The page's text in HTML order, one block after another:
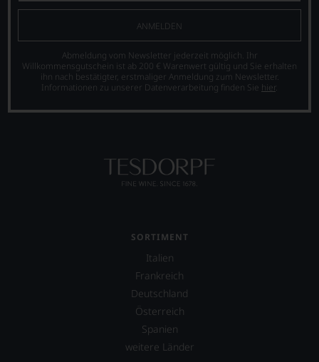
SÄUREGEHALT
SCHWEFELDIOXID. *aus
ökologischer
Landwirtschaft
Terlan, Italien
ANMELDEN
Abmeldung vom Newsletter jederzeit möglich. Ihr
Willkommensgutschein ist ab 200 € Warenwert gültig und Sie erhalten
ihn nach bestätigter, erstmaliger Anmeldung zum Newsletter.
Informationen zu unserer Datenverarbeitung finden Sie hier.
SORTIMENT
Italien
Frankreich
Deutschland
Österreich
Spanien
weitere Länder